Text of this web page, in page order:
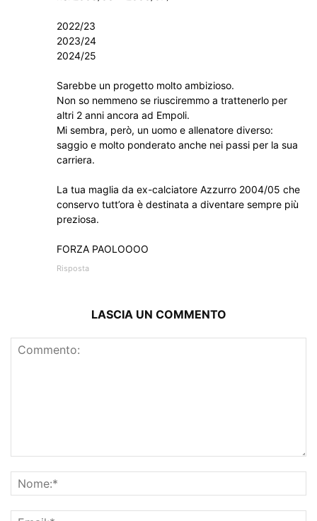
2022/23
2023/24
2024/25
Sarebbe un progetto molto ambizioso.
Non so nemmeno se riusciremmo a trattenerlo per
altri 2 anni ancora ad Empoli.
Mi sembra, però, un uomo e allenatore diverso:
saggio e molto ponderato anche nei passi per la sua
carriera.
La tua maglia da ex-calciatore Azzurro 2004/05 che
conservo tutt’ora è destinata a diventare sempre più
preziosa.
FORZA PAOLOOOO
Risposta
LASCIA UN COMMENTO